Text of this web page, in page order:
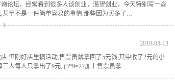
论坛，经常看到很多人谈创业，渴望创业，今天特别写一些
至不是一件简单容易的事情.那些因为买多了…
3
2019-03-13
.但刚好店里搞活动,售票员就拿回了5元钱,其中收了2元的小
人每人只拿出了9元, (3*9=27加上售票员拿…